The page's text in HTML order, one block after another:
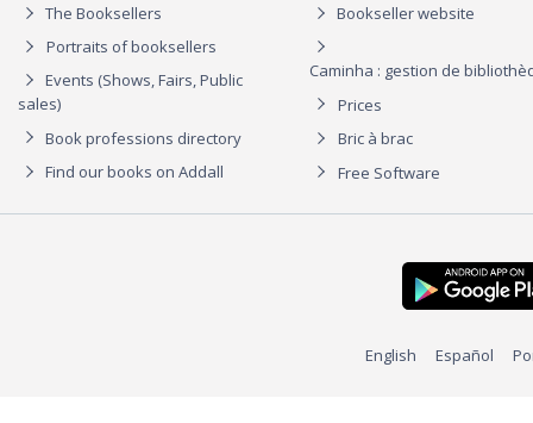
The Booksellers
Portraits of booksellers
Events (Shows, Fairs, Public
sales)
Book professions directory
Find our books on Addall
Bookseller website
Caminha : gestion de
Prices
Bric à brac
Free Software
English Español